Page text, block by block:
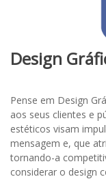
Design
Pense em Design
aos seus clientes e
estéticos visam
mensagem e, que
tornando-a
considerar o design